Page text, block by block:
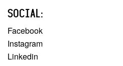
SOCIAL:
Facebook
Instagram
Linkedin